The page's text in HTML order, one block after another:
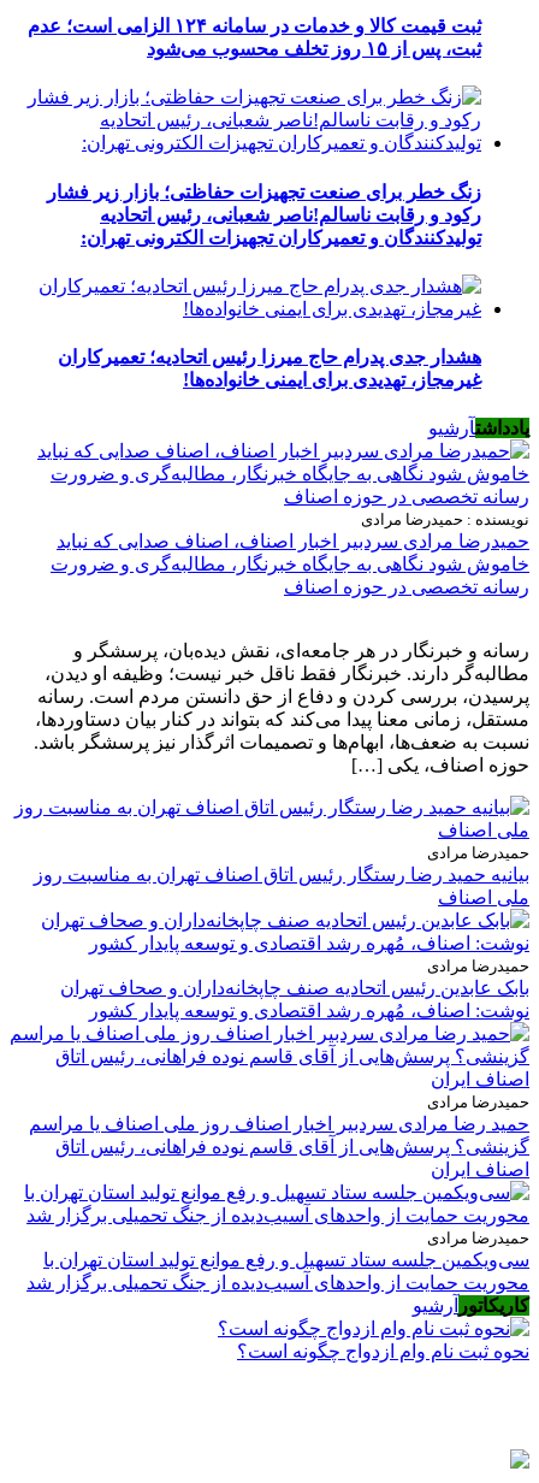
ثبت قیمت کالا و خدمات در سامانه ۱۲۴ الزامی است؛ عدم
ثبت، پس از ۱۵ روز تخلف محسوب می‌شود
زنگ خطر برای صنعت تجهیزات حفاظتی؛ بازار زیر فشار
رکود و رقابت ناسالم!ناصر شعبانی، رئیس اتحادیه
تولیدکنندگان و تعمیرکاران تجهیزات الکترونی تهران:
هشدار جدی پدرام حاج میرزا رئیس اتحادیه؛ تعمیرکاران
غیرمجاز، تهدیدی برای ایمنی خانواده‌ها!
یادداشتآرشیو
نویسنده : حمیدرضا مرادی
حمیدرضا مرادی سردبیر اخبار اصناف، اصناف صدایی که نباید
خاموش شود نگاهی به جایگاه خبرنگار، مطالبه‌گری و ضرورت
رسانه تخصصی در حوزه اصناف
رسانه و خبرنگار در هر جامعه‌ای، نقش دیده‌بان، پرسشگر و
مطالبه‌گر دارند. خبرنگار فقط ناقل خبر نیست؛ وظیفه او دیدن،
پرسیدن، بررسی کردن و دفاع از حق دانستن مردم است. رسانه
مستقل، زمانی معنا پیدا می‌کند که بتواند در کنار بیان دستاوردها،
نسبت به ضعف‌ها، ابهام‌ها و تصمیمات اثرگذار نیز پرسشگر باشد.
حوزه اصناف، یکی […]
حمیدرضا مرادی
بیانیه حمید رضا رستگار رئیس اتاق اصناف تهران به مناسبت روز
ملی اصناف
حمیدرضا مرادی
بابک عابدین رئیس اتحادیه صنف چاپخانه‌داران و صحاف تهران
نوشت: اصناف، مُهره رشد اقتصادی و توسعه پایدار کشور
حمیدرضا مرادی
حمید رضا مرادی سردبیر اخبار اصناف روز ملی اصناف یا مراسم
گزینشی؟ پرسش‌هایی از آقای قاسم نوده فراهانی، رئیس اتاق
اصناف ایران
حمیدرضا مرادی
سی‌ویکمین جلسه ستاد تسهیل و رفع موانع تولید استان تهران با
محوریت حمایت از واحدهای آسیب‌دیده از جنگ تحمیلی برگزار شد
کاریکاتور آرشیو
نحوه ثبت نام وام ازدواج چگونه است؟